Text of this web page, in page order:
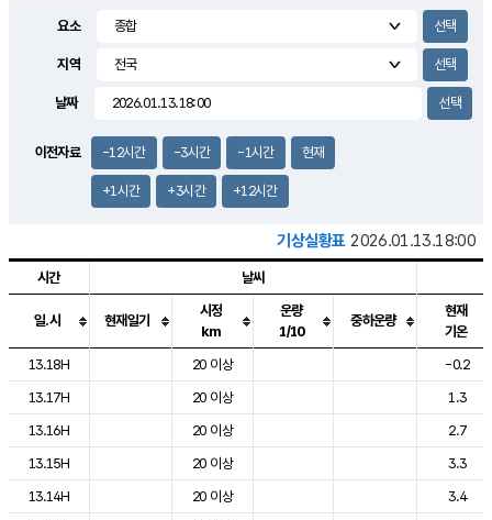
3.6m/s
요소
지역
날짜
이전자료 -12시간 -3시간 -1시간 현재
+1시간 +3시간 +12시간
기상실황표 2026.01.13.18:00
도시별 기상실황표로 지점, 날씨, 기온, 강수, 바람, 기압등을 안내한 표입
시간 날씨
일.시 현재일기
시정
km
운량
1/10
중하운량
현재
기온
13.18H
20 이상
-0.2
13.17H
20 이상
1.3
13.16H
20 이상
2.7
13.15H
20 이상
3.3
13.14H
20 이상
3.4